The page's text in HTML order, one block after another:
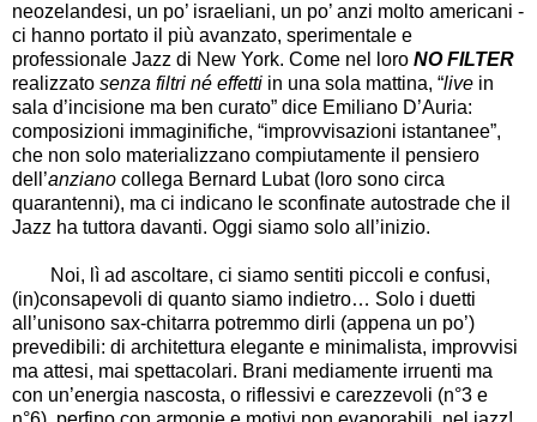
neozelandesi, un po’ israeliani, un po’ anzi molto americani -
ci hanno portato il più avanzato, sperimentale e
professionale Jazz di New York. Come nel loro NO FILTER
realizzato senza filtri né effetti in una sola mattina, “live in
sala d’incisione ma ben curato” dice Emiliano D’Auria:
composizioni immaginifiche, “improvvisazioni istantanee”,
che non solo materializzano compiutamente il pensiero
dell’anziano collega Bernard Lubat (loro sono circa
quarantenni), ma ci indicano le sconfinate autostrade che il
Jazz ha tuttora davanti. Oggi siamo solo all’inizio.
Noi, lì ad ascoltare, ci siamo sentiti piccoli e confusi,
(in)consapevoli di quanto siamo indietro… Solo i duetti
all’unisono sax-chitarra potremmo dirli (appena un po’)
prevedibili: di architettura elegante e minimalista, improvvisi
ma attesi, mai spettacolari. Brani mediamente irruenti ma
con un’energia nascosta, o riflessivi e carezzevoli (n°3 e